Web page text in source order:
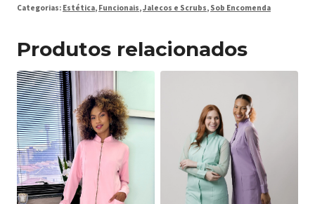
Categorias: Estética, Funcionais,Jalecos e Scrubs, Sob Encomenda
Produtos relacionados